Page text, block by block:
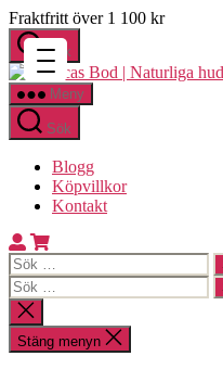
Hoppa
till
innehåll
Fraktfritt över 1 100 kr
Sök
Meny
Sök
Blogg
Köpvillkor
Kontakt
Sök
efter:
Sök
efter:
Stäng
sökningen
Stäng menyn